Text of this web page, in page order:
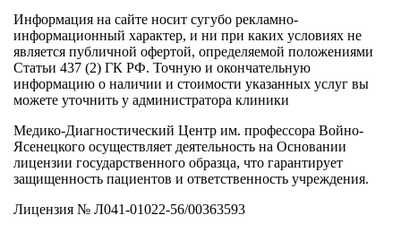
Информация на сайте носит сугубо рекламно-
информационный характер, и ни при каких условиях не
является публичной офертой, определяемой положениями
Статьи 437 (2) ГК РФ. Точную и окончательную
информацию о наличии и стоимости указанных услуг вы
можете уточнить у администратора клиники
Медико-Диагностический Центр им. профессора Войно-
Ясенецкого осуществляет деятельность на Основании
лицензии государственного образца, что гарантирует
защищенность пациентов и ответственность учреждения.
Лицензия № Л041-01022-56/00363593